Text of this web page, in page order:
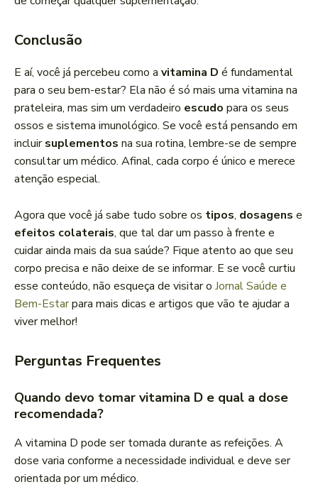
Conclusão
E aí, você já percebeu como a vitamina D é fundamental
para o seu bem-estar? Ela não é só mais uma vitamina na
prateleira, mas sim um verdadeiro escudo para os seus
ossos e sistema imunológico. Se você está pensando em
incluirsuplementos na sua rotina, lembre-se de sempre
consultar um médico. Afinal, cada corpo é único e merece
atenção especial.
Agora que você já sabe tudo sobre os tipos, dosagens e
efeitos colaterais, que tal dar um passo à frente e
cuidar ainda mais da sua saúde? Fique atento ao que seu
corpo precisa e não deixe de se informar. E se você curtiu
esse conteúdo, não esqueça de visitar o Jornal Saúde e
Bem-Estarpara mais dicas e artigos que vão te ajudar a
viver melhor!
Perguntas Frequentes
Quando devo tomar vitamina D e qual a dose
recomendada?
A vitamina D pode ser tomada durante as refeições. A
dose varia conforme a necessidade individual e deve ser
orientada por um médico.